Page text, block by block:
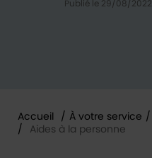
Publié le 29/08/2022
Accueil / À votre service /
/
Aides à la personne